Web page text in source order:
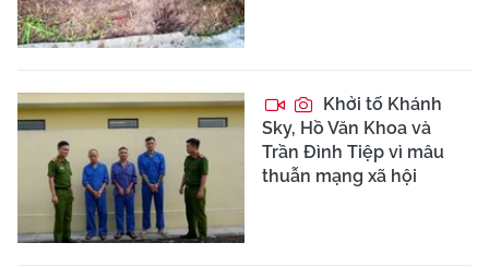
Khởi tố Khánh
Sky, Hồ Văn Khoa và
Trần Đình Tiệp vì mâu
thuẫn mạng xã hội